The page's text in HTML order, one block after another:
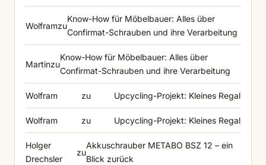
Wolframzu
Know-How für Möbelbauer: Alles über
Confirmat-Schrauben und ihre Verarbeitung
Martinzu
Know-How für Möbelbauer: Alles über
Confirmat-Schrauben und ihre Verarbeitung
Wolfram zu Upcycling-Projekt: Kleines Regal
Wolfram zu Upcycling-Projekt: Kleines Regal
Holger
Drechsler
zu
Akkuschrauber METABO BSZ 12 – ein
Blick zurück